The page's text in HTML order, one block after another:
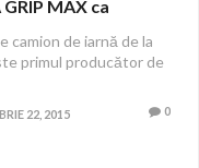
MAX ca
camion de iarnă de la
primul producător de
22, 2015 0